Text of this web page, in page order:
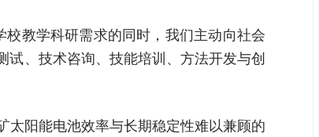
教学科研需求的同时，我们主动向社会
、技术咨询、技能培训、方法开发与创
太阳能电池效率与长期稳定性难以兼顾的